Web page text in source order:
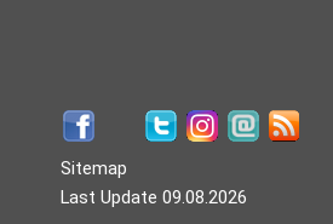
Sitemap
Last Update 09.08.2026